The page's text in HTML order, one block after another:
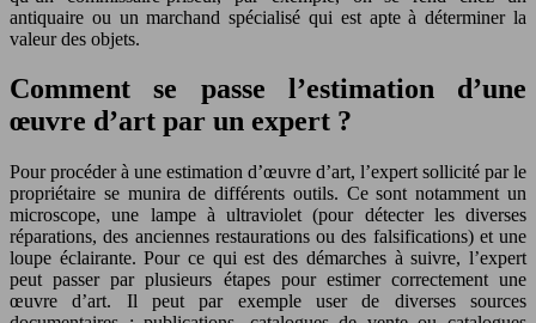
antiquaire ou un marchand spécialisé qui est apte à déterminer la
valeur des objets.
Comment se passe l’estimation d’une
œuvre d’art par un expert ?
Pour procéder à une estimation d’œuvre d’art, l’expert sollicité par le
propriétaire se munira de différents outils. Ce sont notamment un
microscope, une lampe à ultraviolet (pour détecter les diverses
réparations, des anciennes restaurations ou des falsifications) et une
loupe éclairante. Pour ce qui est des démarches à suivre, l’expert
peut passer par plusieurs étapes pour estimer correctement une
œuvre d’art. Il peut par exemple user de diverses sources